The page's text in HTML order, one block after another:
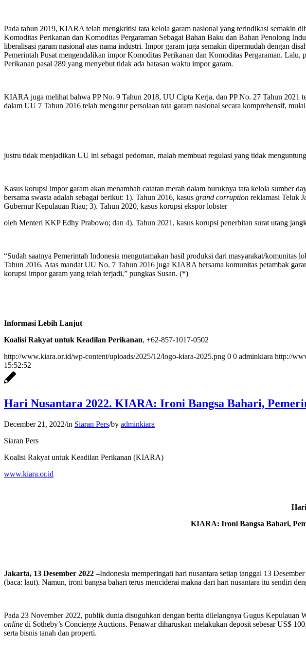
Pada tahun 2019, KIARA telah mengkritisi tata kelola garam nasional yang terindikasi semakin
Komoditas Perikanan dan Komoditas Pergaraman Sebagai Bahan Baku dan Bahan Penolong
liberalisasi garam nasional atas nama industri. Impor garam juga semakin dipermudah dengan
Pemerintah Pusat mengendalikan impor Komoditas Perikanan dan Komoditas Pergaraman.
Perikanan pasal 289 yang menyebut tidak ada batasan waktu impor garam.
KIARA juga melihat bahwa PP No. 9 Tahun 2018, UU Cipta Kerja, dan PP No. 27 Tahun 2021
dalam UU 7 Tahun 2016 telah mengatur persolaan tata garam nasional secara komprehensif,
justru tidak menjadikan UU ini sebagai pedoman, malah membuat regulasi yang tidak
Kasus korupsi impor garam akan menambah catatan merah dalam buruknya tata kelola sumber
bersama swasta adalah sebagai berikut: 1). Tahun 2016, kasus grand corruption reklamasi Teluk
Gubernur Kepulauan Riau; 3). Tahun 2020, kasus korupsi ekspor lobster
oleh Menteri KKP Edhy Prabowo; dan 4). Tahun 2021, kasus korupsi penerbitan surat utang
“Sudah saatnya Pemerintah Indonesia mengutamakan hasil produksi dari masyarakat/
Tahun 2016. Atas mandat UU No. 7 Tahun 2016 juga KIARA bersama komunitas petambak
korupsi impor garam yang telah terjadi,” pungkas Susan. (*)
Informasi Lebih Lanjut
Koalisi Rakyat untuk Keadilan Perikanan, +62-857-1017-0502
http://www.kiara.or.id/wp-content/uploads/2025/12/logo-kiara-2025.png 0 0 adminkiara http://
15:52:52
Hari Nusantara 2022. KIARA: Ironi Bangsa Bahari,
December 21, 2022/in Siaran Pers/by adminkiara
Siaran Pers
Koalisi Rakyat untuk Keadilan Perikanan (KIARA)
www.kiara.or.id
KIARA: Ironi Bangsa Bahari,
Jakarta, 13 Desember 2022 –Indonesia memperingati hari nusantara setiap tanggal 13
(baca: laut). Namun, ironi bangsa bahari terus menciderai makna dari hari nusantara itu sendiri
Pada 23 November 2022, publik dunia disuguhkan dengan berita dilelangnya Gugus
online di Sotheby’s Concierge Auctions. Penawar diharuskan melakukan deposit sebesar US$
serta bisnis tanah dan properti.